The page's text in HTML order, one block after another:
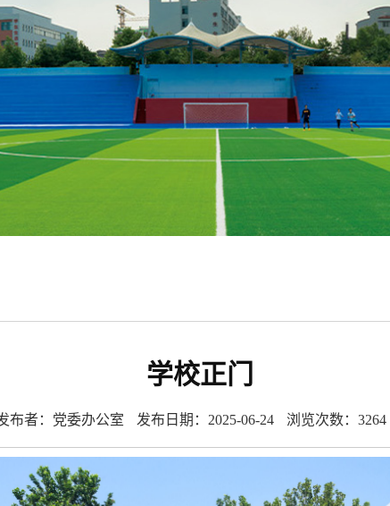
学校正门
布者：党委办公室 发布日期：2025-06-24 浏览次数： 3264